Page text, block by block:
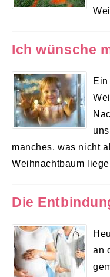
Ich wünsche
Ein
manches, was nicht
Weihnachtbaum
Die
an